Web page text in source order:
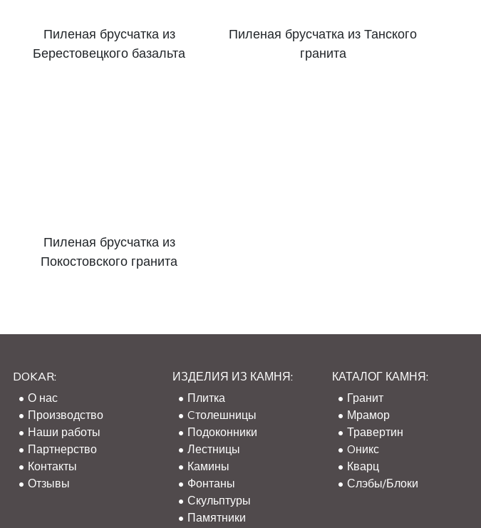
Пиленая брусчатка из
Берестовецкого базальта
Пиленая брусчатка из Танского
гранита
Пиленая брусчатка из
Покостовского гранита
DOKAR:
О нас
Производство
Наши работы
Партнерство
Контакты
Отзывы
ИЗДЕЛИЯ ИЗ КАМНЯ:
Плитка
Cтолешницы
Подоконники
Лестницы
Камины
Фонтаны
Скульптуры
Памятники
КАТАЛОГ КАМНЯ:
Гранит
Мрамор
Травертин
Oникс
Кварц
Слэбы/Блоки